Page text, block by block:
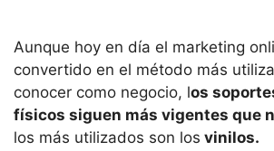
Aunque hoy en día el marketing
convertido en el método más
conocer como negocio, los
físicos siguen más vigentes que
los más utilizados son los vinilos.